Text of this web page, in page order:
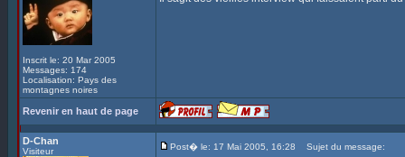
Inscrit le: 20 Mar 2005
Messages: 174
Localisation: Pays des
montagnes noires
Revenir en haut de page
D-Chan
Visiteur Post� le: 17 Mai 2005, 16:28 Sujet du message: